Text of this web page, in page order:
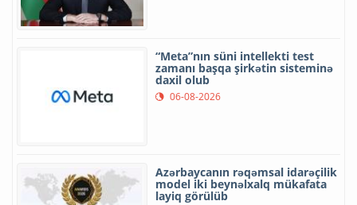
“Meta”nın süni intellekti test
zamanı başqa şirkətin sisteminə
daxil olub
06-08-2026
Azərbaycanın rəqəmsal idarəçilik
model iki beynəlxalq mükafata
layiq görülüb